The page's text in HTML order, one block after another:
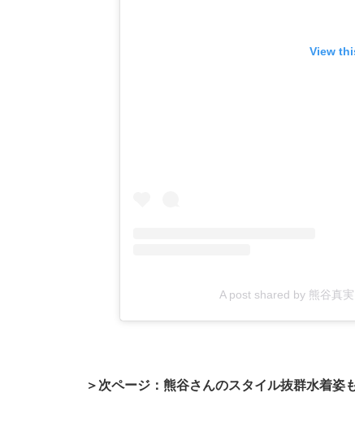
View
A post shared by 熊谷真
＞次ページ：熊谷さんのスタイル抜群水着姿